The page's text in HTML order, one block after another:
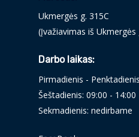
Ukmergės g. 315C
(Įvažiavimas iš Ukmergės
Darbo laikas:
Pirmadienis -
Šeštadienis: 09:00 - 14:00
Sekmadienis: nedirbame